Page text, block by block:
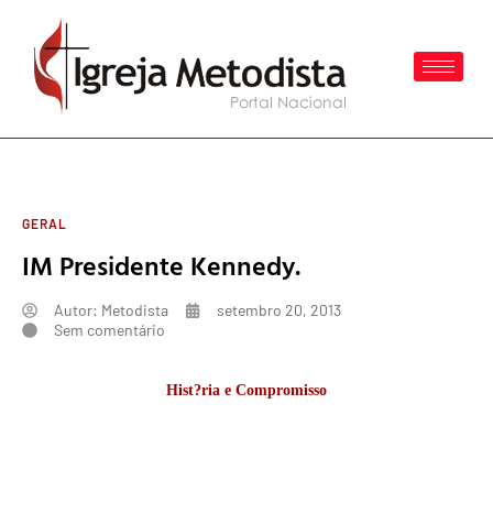
GERAL
IM Presidente Kennedy.
Autor: Metodista
setembro 20, 2013
Sem comentário
Hist?ria e Compromisso